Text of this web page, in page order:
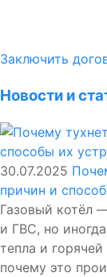
Заключить
Новости и
30.07.2025
причин и
Газовый котёл
и ГВС, но
тепла и
почему это